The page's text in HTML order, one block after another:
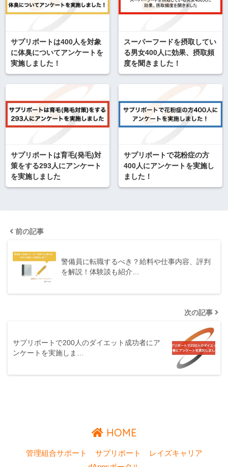
サプリポートは400人を対象
に体臭についてアンケートを
実施しました！
スーパーフードを摂取してい
る男女400人に効果、摂取頻
度を聞きました！
サプリポートは育毛(発毛)対
策をする293人にアンケート
を実施しました
サプリポートで花粉症の方
400人にアンケートを実施し
ました！
前の記事
警備員に転職するべき？給料や仕事内容、評判
を解説！体験談も紹介…
次の記事
サプリポートで200人のダイエット成功者にア
ンケートを実施しま…
HOME
管理組合サポート サプリポート
レイズキャリア